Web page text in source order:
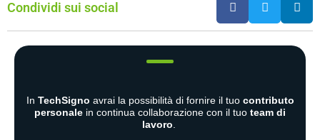
Condividi sui social
In TechSigno avrai la possibilità di fornire il tuo contributo
personale in continua collaborazione con il tuo team di
lavoro.